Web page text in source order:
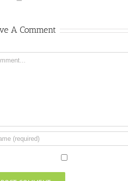
A Comment